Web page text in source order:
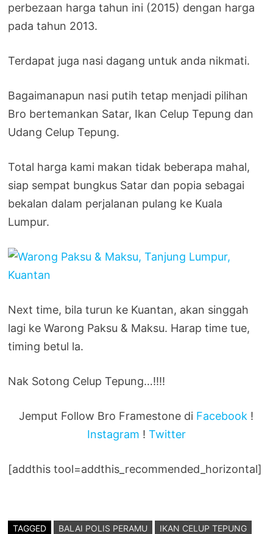
perbezaan harga tahun ini (2015) dengan harga
pada tahun 2013.
Terdapat juga nasi dagang untuk anda nikmati.
Bagaimanapun nasi putih tetap menjadi pilihan
Bro bertemankan Satar, Ikan Celup Tepung dan
Udang Celup Tepung.
Total harga kami makan tidak beberapa mahal,
siap sempat bungkus Satar dan popia sebagai
bekalan dalam perjalanan pulang ke Kuala
Lumpur.
Next time, bila turun ke Kuantan, akan singgah
lagi ke Warong Paksu & Maksu. Harap time tue,
timing betul la.
Nak Sotong Celup Tepung…!!!!
Jemput Follow Bro Framestone di Facebook !
Instagram ! Twitter
[addthis tool=addthis_recommended_horizontal]
TAGGED BALAI POLIS PERAMU
IKAN CELUP TEPUNG